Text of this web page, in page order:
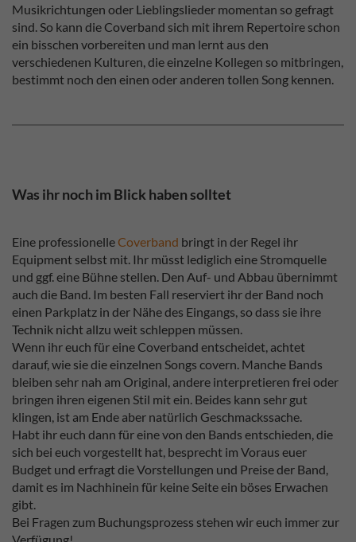
Musikrichtungen oder Lieblingslieder momentan so gefragt
sind. So kann die Coverband sich mit ihrem Repertoire schon
ein bisschen vorbereiten und man lernt aus den
verschiedenen Kulturen, die einzelne Kollegen so mitbringen,
bestimmt noch den einen oder anderen tollen Song kennen.
Was ihr noch im Blick haben solltet
Eine professionelleCoverband bringt in der Regel ihr
Equipment selbst mit. Ihr müsst lediglich eine Stromquelle
und ggf. eine Bühne stellen. Den Auf- und Abbau übernimmt
auch die Band. Im besten Fall reserviert ihr der Band noch
einen Parkplatz in der Nähe des Eingangs, so dass sie ihre
Technik nicht allzu weit schleppen müssen.
Wenn ihr euch für eine Coverband entscheidet, achtet
darauf, wie sie die einzelnen Songs covern. Manche Bands
bleiben sehr nah am Original, andere interpretieren frei oder
bringen ihren eigenen Stil mit ein. Beides kann sehr gut
klingen, ist am Ende aber natürlich Geschmackssache.
Habt ihr euch dann für eine von den Bands entschieden, die
sich bei euch vorgestellt hat, besprecht im Voraus euer
Budget und erfragt die Vorstellungen und Preise der Band,
damit es im Nachhinein für keine Seite ein böses Erwachen
gibt.
Bei Fragen zum Buchungsprozess stehen wir euch immer zur
Verfügung!